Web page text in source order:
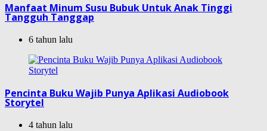
Manfaat Minum Susu Bubuk Untuk Anak Tinggi
Tangguh Tanggap
6 tahun lalu
Pencinta Buku Wajib Punya Aplikasi Audiobook
Storytel
4 tahun lalu